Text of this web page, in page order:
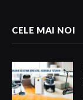
CELE MAI NOI